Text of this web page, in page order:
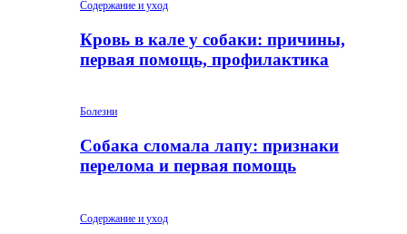
Содержание и уход
Кровь в кале у собаки: причины,
первая помощь, профилактика
Болезни
Собака сломала лапу: признаки
перелома и первая помощь
Содержание и уход